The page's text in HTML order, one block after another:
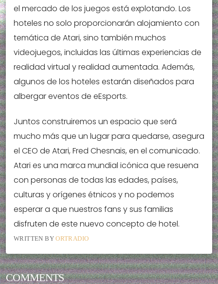
el mercado de los juegos está explotando. Los
hoteles no solo proporcionarán alojamiento con
temática de Atari, sino también muchos
videojuegos, incluidas las últimas experiencias de
realidad virtual y realidad aumentada. Además,
algunos de los hoteles estarán diseñados para
albergar eventos de eEsports.
Juntos construiremos un espacio que será
mucho más que un lugar para quedarse, asegura
el CEO de Atari, Fred Chesnais, en el comunicado.
Atari es una marca mundial icónica que resuena
con personas de todas las edades, países,
culturas y orígenes étnicos y no podemos
esperar a que nuestros fans y sus familias
disfruten de este nuevo concepto de hotel.
WRITTEN BYORTRADIO
COMMENTS